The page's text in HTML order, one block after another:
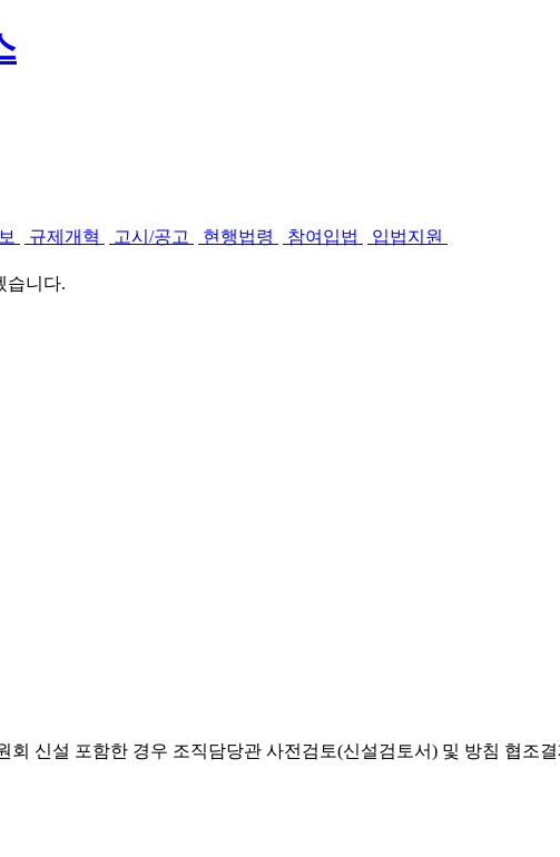
규제개혁 고시/공고 현행법령 참여입법
입법지원
습니다.
회 신설 포함한 경우 조직담당관 사전검토(신설검토서) 및 방침 협조